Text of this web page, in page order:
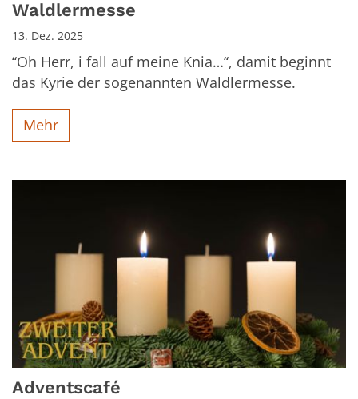
Waldlermesse
13. Dez. 2025
‘‘Oh Herr, i fall auf meine Knia…‘‘, damit beginnt
das Kyrie der sogenannten Waldlermesse.
Mehr
Adventscafé